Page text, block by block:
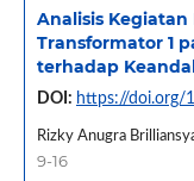
Analisis
Transformator 1
terhadap
DOI: https://doi.org/
Rizky Anugra
9-16